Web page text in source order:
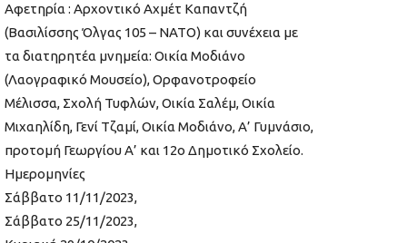
Αφετηρία : Αρχοντικό Αχμέτ Καπαντζή
(Βασιλίσσης Όλγας 105 – ΝΑΤΟ) και συνέχεια με
τα διατηρητέα μνημεία: Οικία Μοδιάνο
(Λαογραφικό Μουσείο), Ορφανοτροφείο
Μέλισσα, Σχολή Τυφλών, Οικία Σαλέμ, Οικία
Μιχαηλίδη, Γενί Τζαμί, Οικία Μοδιάνο, Α’ Γυμνάσιο,
προτομή Γεωργίου Α’ και 12ο Δημοτικό Σχολείο.
Ημερομηνίες
Σάββατο 11/11/2023,
Σάββατο 25/11/2023,